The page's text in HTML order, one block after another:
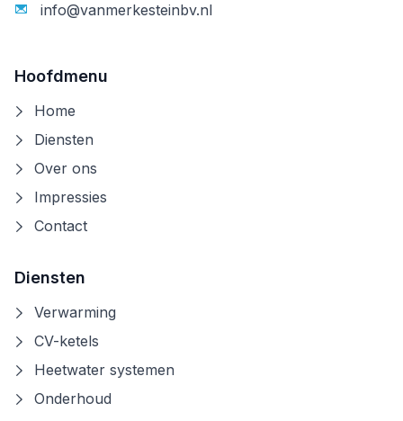
info@vanmerkesteinbv.nl
Hoofdmenu
Home
Diensten
Over ons
Impressies
Contact
Diensten
Verwarming
CV-ketels
Heetwater systemen
Onderhoud